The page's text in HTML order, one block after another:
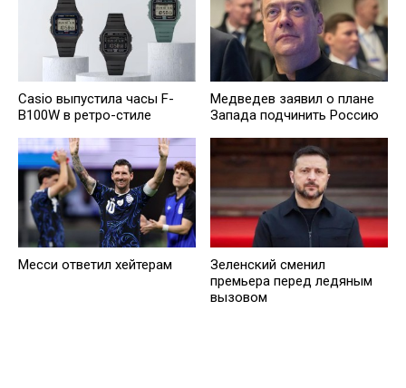
Casio выпустила часы F-
B100W в ретро-стиле
Медведев заявил о плане
Запада подчинить Россию
Месси ответил хейтерам
Зеленский сменил
премьера перед ледяным
вызовом